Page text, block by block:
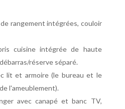
rangement intégrées, couloir
cuisine intégrée de haute
réserve séparé.
lit et armoire (le bureau et le
l'ameublement).
avec canapé et banc TV,